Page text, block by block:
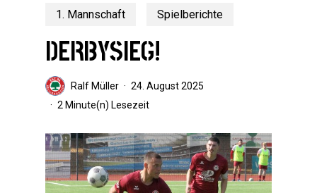
1. Mannschaft Spielberichte
DERBYSIEG!
Ralf Müller
24. August 2025
2 Minute(n) Lesezeit